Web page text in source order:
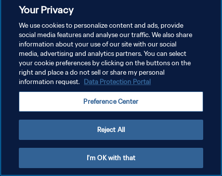
ください。
プライバシーポリシー
サービス利用規約
Your Privacy
We use cookies to personalize content and ads, provide
social media features and analyse our traffic. We also share
information about your use of our site with our social
media, advertising and analytics partners. You can select
your cookie preferences by clicking on the buttons on the
right and place a do not sell or share my personal
information request. Data Protection Portal
Preference Center
Reject All
I'm OK with that